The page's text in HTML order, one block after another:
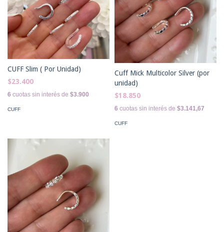
CUFF Slim ( Por Unidad)
$23.400
6 cuotas sin interés de $3.900
CUFF
Cuff Mick Multicolor Silver (por
unidad)
$18.850
6 cuotas sin interés de $3.141,67
CUFF